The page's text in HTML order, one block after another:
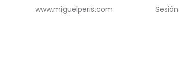
www.miguelperis.com Sesión